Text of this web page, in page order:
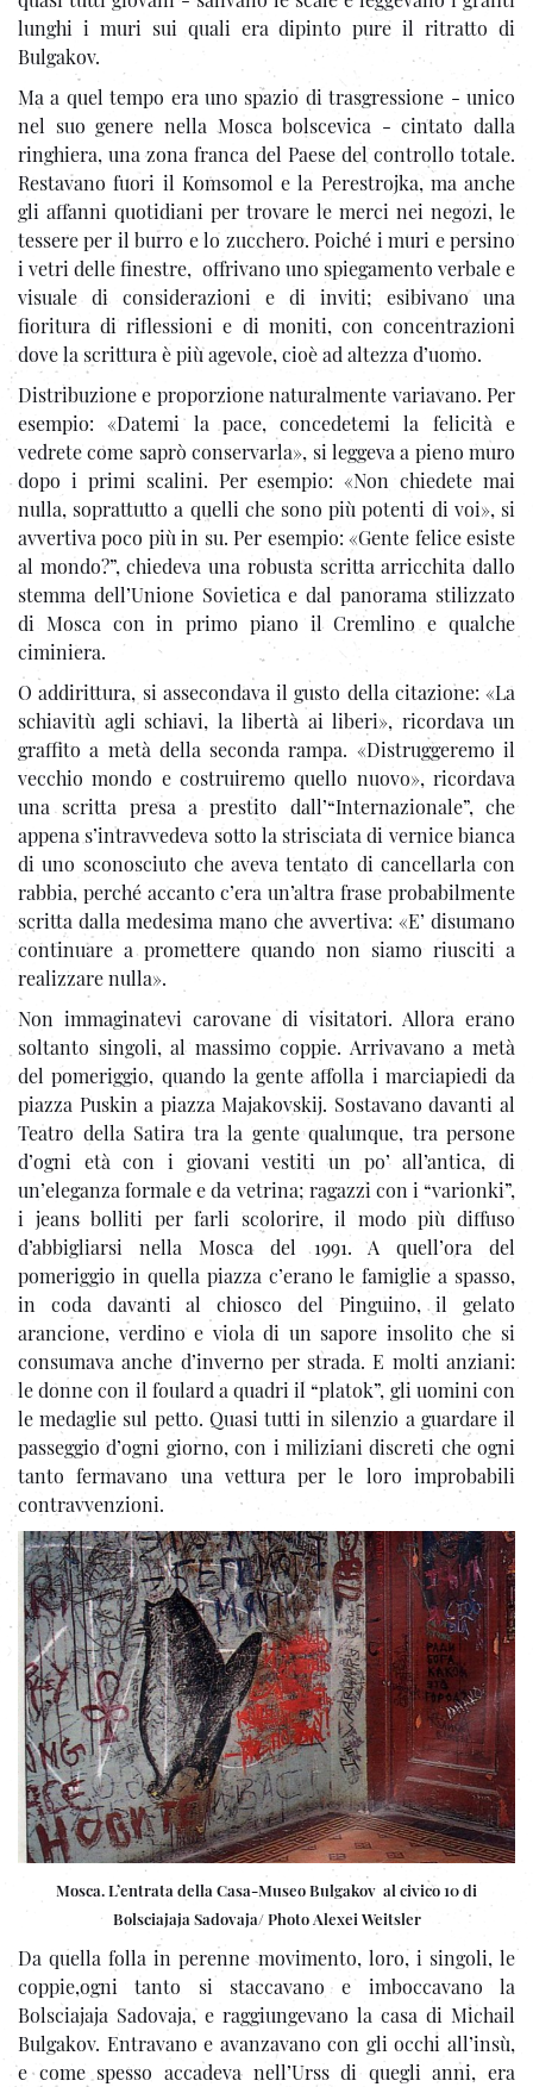
lunghi i muri sui quali era dipinto pure il ritratto di
Bulgakov.
Ma a quel tempo era uno spazio di trasgressione - unico
nel suo genere nella Mosca bolscevica - cintato dalla
ringhiera, una zona franca del Paese del controllo totale.
Restavano fuori il Komsomol e la Perestrojka, ma anche
gli affanni quotidiani per trovare le merci nei negozi, le
tessere per il burro e lo zucchero. Poiché i muri e persino
i vetri delle finestre, offrivano uno spiegamento verbale e
visuale di considerazioni e di inviti; esibivano una
fioritura di riflessioni e di moniti, con concentrazioni
dove la scrittura è più agevole, cioè ad altezza d’uomo.
Distribuzione e proporzione naturalmente variavano. Per
esempio: «Datemi la pace, concedetemi la felicità e
vedrete come saprò conservarla», si leggeva a pieno muro
dopo i primi scalini. Per esempio: «Non chiedete mai
nulla, soprattutto a quelli che sono più potenti di voi», si
avvertiva poco più in su. Per esempio: «Gente felice esiste
al mondo?”, chiedeva una robusta scritta arricchita dallo
stemma dell’Unione Sovietica e dal panorama stilizzato
di Mosca con in primo piano il Cremlino e qualche
ciminiera.
O addirittura, si assecondava il gusto della citazione: «La
schiavitù agli schiavi, la libertà ai liberi», ricordava un
graffito a metà della seconda rampa. «Distruggeremo il
vecchio mondo e costruiremo quello nuovo», ricordava
una scritta presa a prestito dall’“Internazionale”, che
appena s’intravvedeva sotto la strisciata di vernice bianca
di uno sconosciuto che aveva tentato di cancellarla con
rabbia, perché accanto c’era un’altra frase probabilmente
scritta dalla medesima mano che avvertiva: «E’ disumano
continuare a promettere quando non siamo riusciti a
realizzare nulla».
Non immaginatevi carovane di visitatori. Allora erano
soltanto singoli, al massimo coppie. Arrivavano a metà
del pomeriggio, quando la gente affolla i marciapiedi da
piazza Puskin a piazza Majakovskij. Sostavano davanti al
Teatro della Satira tra la gente qualunque, tra persone
d’ogni età con i giovani vestiti un po’ all’antica, di
un’eleganza formale e da vetrina; ragazzi con i “varionki”,
i jeans bolliti per farli scolorire, il modo più diffuso
d’abbigliarsi nella Mosca del 1991. A quell’ora del
pomeriggio in quella piazza c’erano le famiglie a spasso,
in coda davanti al chiosco del Pinguino, il gelato
arancione, verdino e viola di un sapore insolito che si
consumava anche d’inverno per strada. E molti anziani:
le donne con il foulard a quadri il “platok”, gli uomini con
le medaglie sul petto. Quasi tutti in silenzio a guardare il
passeggio d’ogni giorno, con i miliziani discreti che ogni
tanto fermavano una vettura per le loro improbabili
contravvenzioni.
Mosca. L’entrata della Casa-Museo Bulgakov al civico 10 di
Bolsciajaja Sadovaja/ Photo Alexei Weitsler
Da quella folla in perenne movimento, loro, i singoli, le
coppie,ogni tanto si staccavano e imboccavano la
Bolsciajaja Sadovaja, e raggiungevano la casa di Michail
Bulgakov. Entravano e avanzavano con gli occhi all’insù,
e come spesso accadeva nell’Urss di quegli anni, era